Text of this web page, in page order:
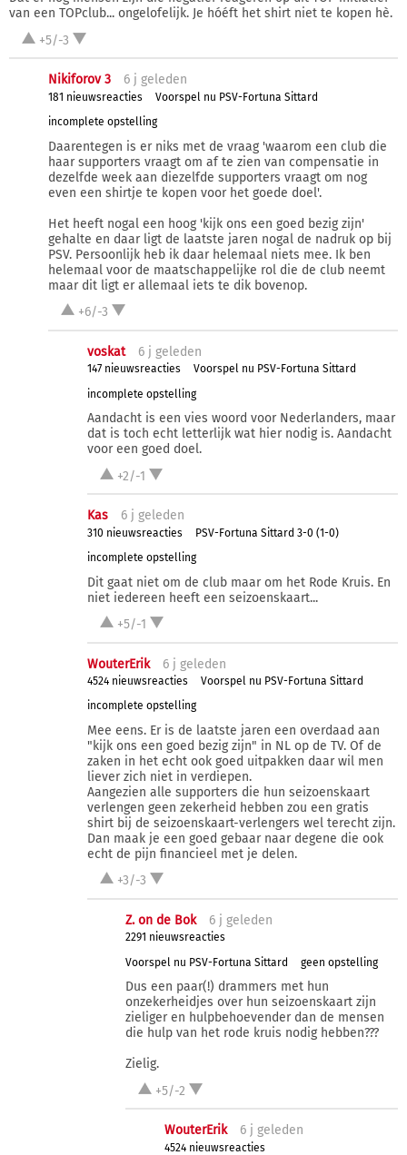
van een TOPclub... ongelofelijk. Je hóéft het shirt niet te kopen hè.
+5/-3
Nikiforov 3 6 j geleden
181 nieuwsreacties
Voorspel nu PSV-Fortuna Sittard
incomplete opstelling
Daarentegen is er niks met de vraag 'waarom een club die
haar supporters vraagt om af te zien van compensatie in
dezelfde week aan diezelfde supporters vraagt om nog
even een shirtje te kopen voor het goede doel'.
Het heeft nogal een hoog 'kijk ons een goed bezig zijn'
gehalte en daar ligt de laatste jaren nogal de nadruk op bij
PSV. Persoonlijk heb ik daar helemaal niets mee. Ik ben
helemaal voor de maatschappelijke rol die de club neemt
maar dit ligt er allemaal iets te dik bovenop.
+6/-3
voskat 6 j geleden
147 nieuwsreacties
Voorspel nu PSV-Fortuna Sittard
incomplete opstelling
Aandacht is een vies woord voor Nederlanders, maar
dat is toch echt letterlijk wat hier nodig is. Aandacht
voor een goed doel.
+2/-1
Kas 6 j geleden
310 nieuwsreacties
PSV-Fortuna Sittard 3-0 (1-0)
incomplete opstelling
Dit gaat niet om de club maar om het Rode Kruis. En
niet iedereen heeft een seizoenskaart...
+5/-1
WouterErik 6 j geleden
4524 nieuwsreacties
Voorspel nu PSV-Fortuna Sittard
incomplete opstelling
Mee eens. Er is de laatste jaren een overdaad aan
"kijk ons een goed bezig zijn" in NL op de TV. Of de
zaken in het echt ook goed uitpakken daar wil men
liever zich niet in verdiepen.
Aangezien alle supporters die hun seizoenskaart
verlengen geen zekerheid hebben zou een gratis
shirt bij de seizoenskaart-verlengers wel terecht zijn.
Dan maak je een goed gebaar naar degene die ook
echt de pijn financieel met je delen.
+3/-3
Z. on de Bok 6 j geleden
2291 nieuwsreacties
Voorspel nu PSV-Fortuna Sittard
geen opstelling
Dus een paar(!) drammers met hun
onzekerheidjes over hun seizoenskaart zijn
zieliger en hulpbehoevender dan de mensen
die hulp van het rode kruis nodig hebben???
Zielig.
+5/-2
WouterErik 6 j geleden
4524 nieuwsreacties